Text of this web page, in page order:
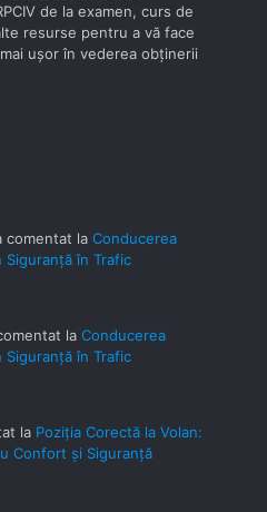
de la examen, curs de
resurse pentru a vă face
uşor în vederea obţinerii
comentat la Conducerea
Siguranță în Trafic
la Conducerea
Siguranță în Trafic
la Poziția Corectă la Volan:
Confort și Siguranță